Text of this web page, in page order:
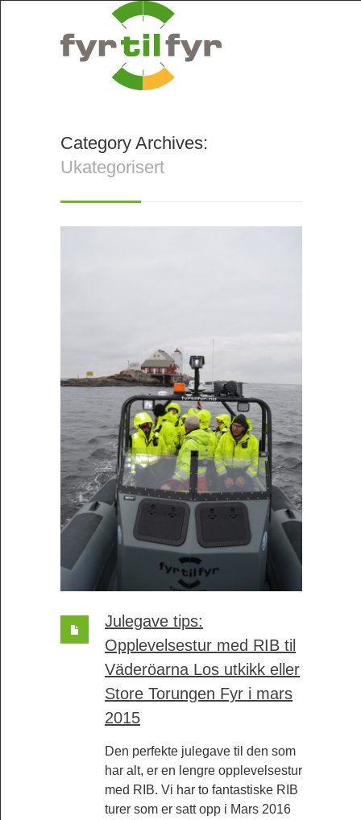
Category Archives:
Ukategorisert
Julegave tips:
Opplevelsestur med RIB til
Väderöarna Los utkikk eller
Store Torungen Fyr i mars
2015
Den perfekte julegave til den som
har alt, er en lengre opplevelsestur
med RIB. Vi har to fantastiske RIB
turer som er satt opp i Mars 2016